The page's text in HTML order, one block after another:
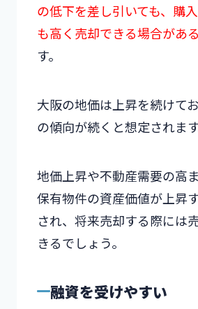
の低下を差し引いても、購
も高く売却できる場合がある
す。
大阪の地価は上昇を続けて
の傾向が続くと想定されます
地価上昇や不動産需要の高ま
保有物件の資産価値が上昇
され、将来売却する際には
きるでしょう。
融資を受けやすい